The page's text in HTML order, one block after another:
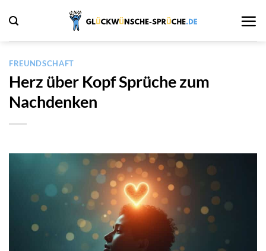
Inhalt
springen
FREUNDSCHAFT
Herz über Kopf Sprüche zum
Nachdenken